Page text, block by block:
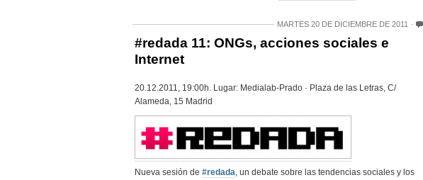
MARTES 20 DE DICIEMBRE DE 2011
#redada 11: ONGs, acciones sociales e
Internet
20.12.2011, 19:00h. Lugar: Medialab-Prado · Plaza de las Letras, C/
Alameda, 15 Madrid
Nueva sesión de #redada, un debate sobre las tendencias sociales y los